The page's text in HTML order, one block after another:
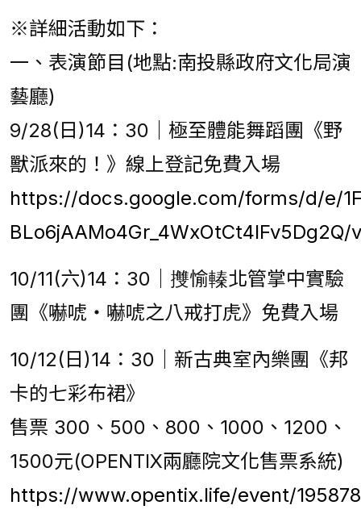
※詳細活動如下：
一、表演節目(地點:南投縣政府文化局演
藝廳)
9/28(日)14：30｜極至體能舞蹈團《野
獸派來的！》線上登記免費入場
https://docs.google.com/forms/d/e/
BLo6jAAMo4Gr_4WxOtCt4IFv5Dg2Q/
10/11(六)14：30｜㩳愉轃北管掌中實驗
團《嚇唬‧嚇唬之八戒打虎》免費入場
10/12(日)14：30｜新古典室內樂團《邦
卡的七彩布裙》
售票 300、500、800、1000、1200、
1500元(OPENTIX兩廳院文化售票系統)
https://www.opentix.life/event/